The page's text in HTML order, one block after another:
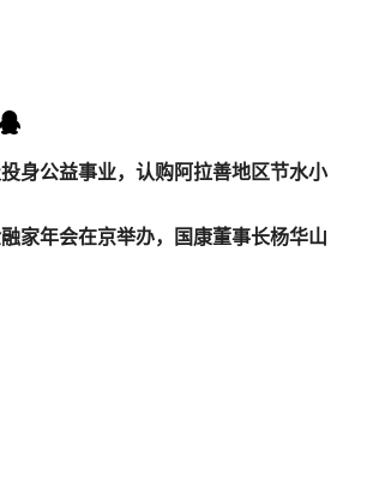
投身公益事业，认购阿拉善地区节水小
家年会在京举办，国康董事长杨华山